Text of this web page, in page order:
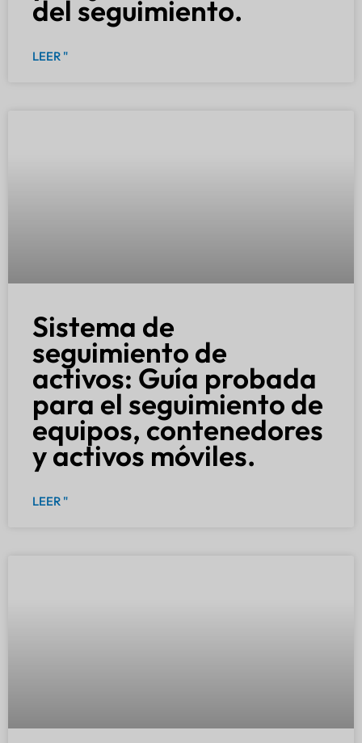
del seguimiento.
LEER "
Sistema de
seguimiento de
activos: Guía probada
para el seguimiento de
equipos, contenedores
y activos móviles.
LEER "